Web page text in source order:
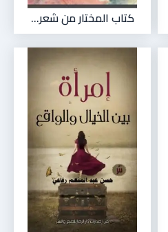
كتاب المختار من شعر...